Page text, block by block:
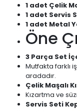
1 adet Çelik
1 adet Servis
1 adet Metal
Öne
3 Parça Set
Mutfakta farklı
aradadır.
Çelik Maşalı
Kızartma ve
Servis Seti